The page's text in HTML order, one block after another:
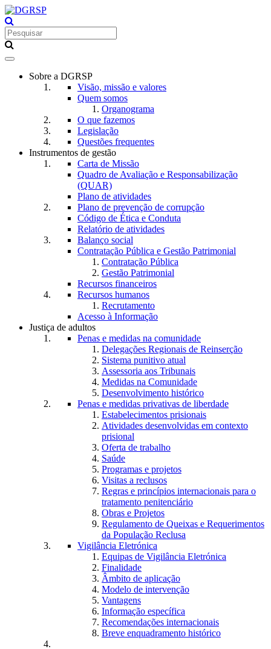
Toggle
navigationSobre a DGRSP
Visão, missão e valores
Quem somos
Organograma
O que fazemos
Legislação
Questões frequentes
Instrumentos de gestão
Carta de Missão
Quadro de Avaliação e Responsabilização
(QUAR)
Plano de atividades
Plano de prevenção de corrupção
Código de Ética e Conduta
Relatório de atividades
Balanço social
Contratação Pública e Gestão Patrimonial
Contratação Pública
Gestão Patrimonial
Recursos financeiros
Recursos humanos
Recrutamento
Acesso à Informação
Justiça de adultos
Penas e medidas na comunidade
Delegações Regionais de Reinserção
Sistema punitivo atual
Assessoria aos Tribunais
Medidas na Comunidade
Desenvolvimento histórico
Penas e medidas privativas de liberdade
Estabelecimentos prisionais
Atividades desenvolvidas em contexto
prisional
Oferta de trabalho
Saúde
Programas e projetos
Visitas a reclusos
Regras e princípios internacionais para o
tratamento penitenciário
Obras e Projetos
Regulamento de Queixas e Requerimentos
da População Reclusa
Vigilância Eletrónica
Equipas de Vigilância Eletrónica
Finalidade
Âmbito de aplicação
Modelo de intervenção
Vantagens
Informação específica
Recomendações internacionais
Breve enquadramento histórico